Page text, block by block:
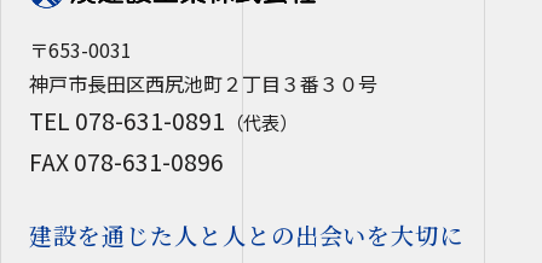
〒653-0031
神戸市長田区西尻池町２丁目３番３０号
TEL 078-631-0891 （代表）
FAX 078-631-0896
建設を通じた人と人との出会いを大切に